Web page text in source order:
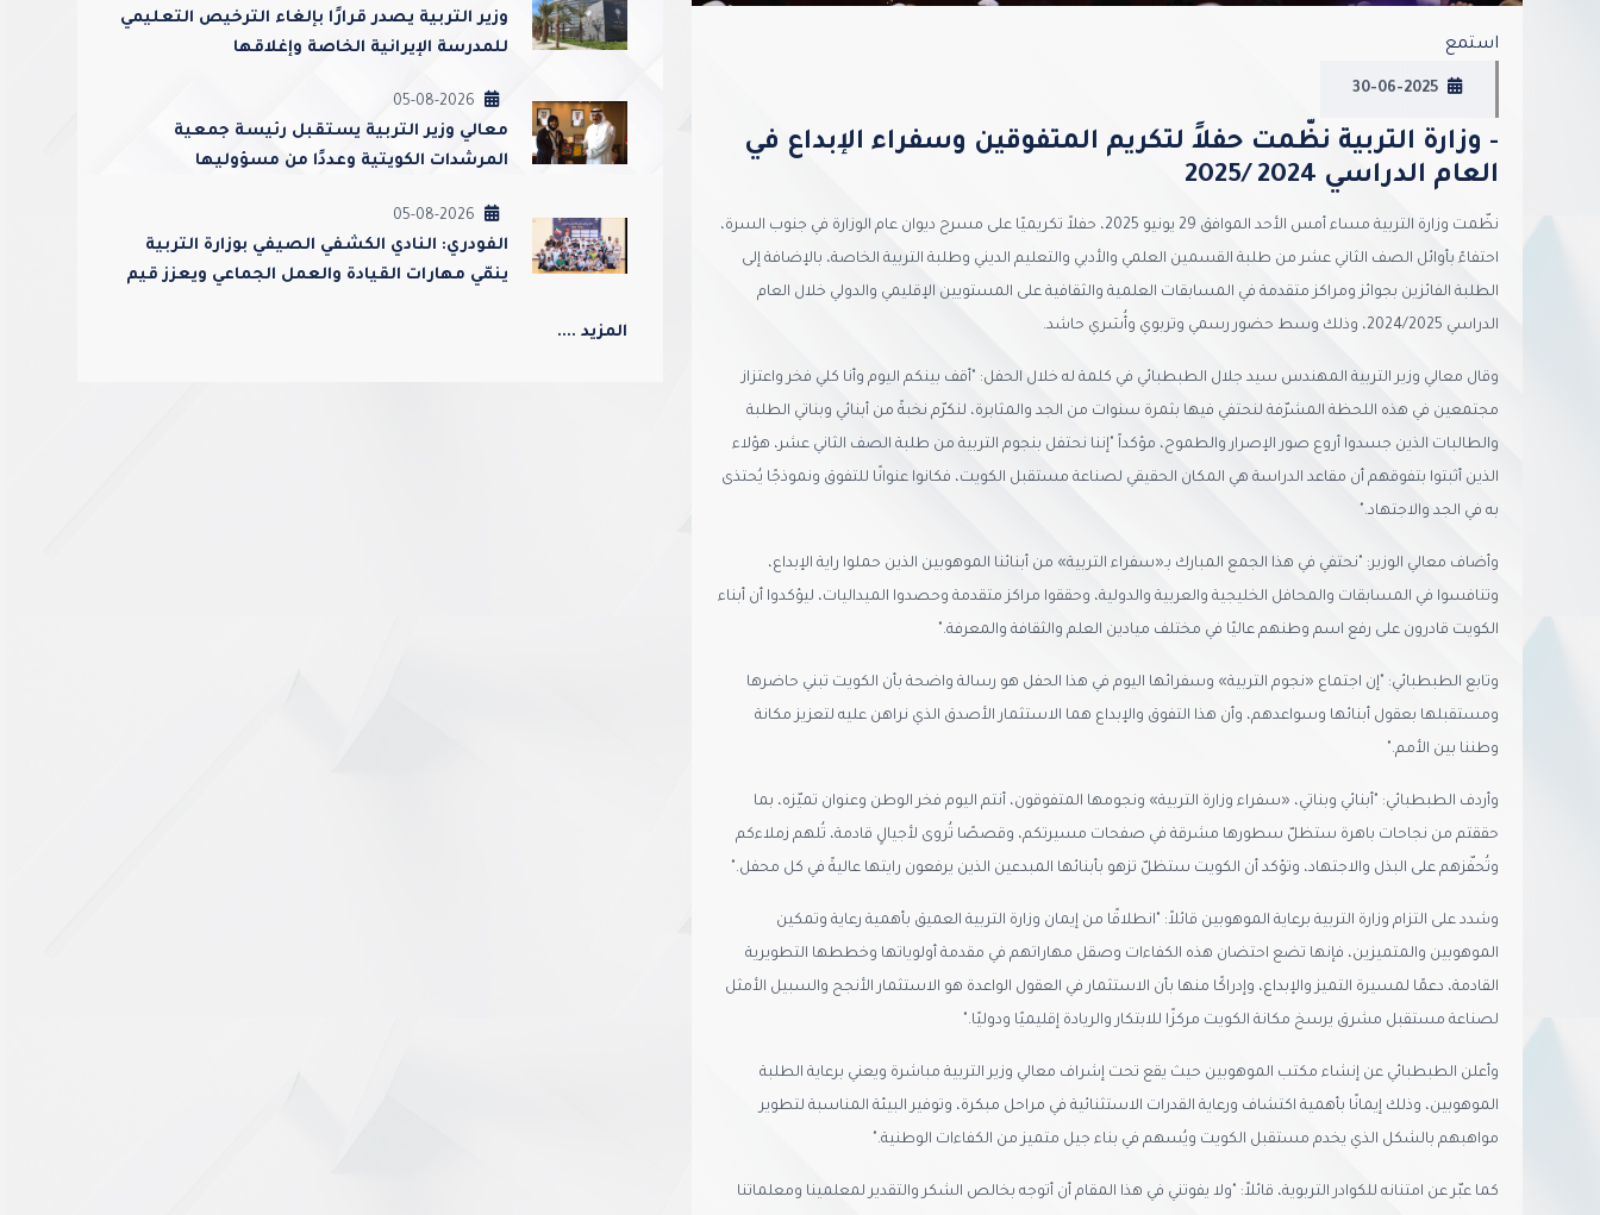
استمع
30-06-2025
- وزارة التربية نظّمت حفلاً لتكريم المتفوقين وسفراء الإبداع في
العام الدراسي 2024 /2025
نظّمت وزارة التربية مساء أمس الأحد الموافق 29 يونيو 2025، حفلاً تكريميًا على مسرح ديوان عام الوزارة في جنوب السرة،
احتفاءً بأوائل الصف الثاني عشر من طلبة القسمين العلمي والأدبي والتعليم الديني وطلبة التربية الخاصة، بالإضافة إلى
الطلبة الفائزين بجوائز ومراكز متقدمة في المسابقات العلمية والثقافية على المستويين الإقليمي والدولي خلال العام
الدراسي 2024/2025، وذلك وسط حضور رسمي وتربوي وأُسَري حاشد.
وقال معالي وزير التربية المهندس سيد جلال الطبطبائي في كلمة له خلال الحفل: "أقف بينكم اليوم وأنا كلي فخر واعتزاز
مجتمعين في هذه اللحظة المشرّفة لنحتفي فيها بثمرة سنوات من الجد والمثابرة، لنكرّم نخبةً من أبنائي وبناتي الطلبة
والطالبات الذين جسدوا أروع صور الإصرار والطموح، مؤكداً "إننا نحتفل بنجوم التربية من طلبة الصف الثاني عشر، هؤلاء
الذين أثبتوا بتفوقهم أن مقاعد الدراسة هي المكان الحقيقي لصناعة مستقبل الكويت، فكانوا عنوانًا للتفوق ونموذجًا يُحتذى
به في الجد والاجتهاد."
وأضاف معالي الوزير: "نحتفي في هذا الجمع المبارك بـ«سفراء التربية» من أبنائنا الموهوبين الذين حملوا راية الإبداع،
وتنافسوا في المسابقات والمحافل الخليجية والعربية والدولية، وحققوا مراكز متقدمة وحصدوا الميداليات، ليؤكدوا أن أبناء
الكويت قادرون على رفع اسم وطنهم عاليًا في مختلف ميادين العلم والثقافة والمعرفة."
وتابع الطبطبائي: "إن اجتماع «نجوم التربية» وسفرائها اليوم في هذا الحفل هو رسالة واضحة بأن الكويت تبني حاضرها
ومستقبلها بعقول أبنائها وسواعدهم، وأن هذا التفوق والإبداع هما الاستثمار الأصدق الذي نراهن عليه لتعزيز مكانة
وطننا بين الأمم."
وأردف الطبطبائي: "أبنائي وبناتي، «سفراء وزارة التربية» ونجومها المتفوقون، أنتم اليوم فخر الوطن وعنوان تميّزه، بما
حققتم من نجاحات باهرة ستظلّ سطورها مشرقة في صفحات مسيرتكم، وقصصًا تُروى لأجيالٍ قادمة، تُلهم زملاءكم
وتُحفّزهم على البذل والاجتهاد، وتؤكد أن الكويت ستظلّ تزهو بأبنائها المبدعين الذين يرفعون رايتها عاليةً في كل محفل."
وشدد على التزام وزارة التربية برعاية الموهوبين قائلاً: "انطلاقًا من إيمان وزارة التربية العميق بأهمية رعاية وتمكين
الموهوبين والمتميزين، فإنها تضع احتضان هذه الكفاءات وصقل مهاراتهم في مقدمة أولوياتها وخططها التطويرية
القادمة، دعمًا لمسيرة التميز والإبداع، وإدراكًا منها بأن الاستثمار في العقول الواعدة هو الاستثمار الأنجح والسبيل الأمثل
لصناعة مستقبل مشرق يرسخ مكانة الكويت مركزًا للابتكار والريادة إقليميًا ودوليًا."
وأعلن الطبطبائي عن إنشاء مكتب الموهوبين حيث يقع تحت إشراف معالي وزير التربية مباشرة ويعني برعاية الطلبة
الموهوبين، وذلك إيمانًا بأهمية اكتشاف ورعاية القدرات الاستثنائية في مراحل مبكرة، وتوفير البيئة المناسبة لتطوير
مواهبهم بالشكل الذي يخدم مستقبل الكويت ويُسهم في بناء جيل متميز من الكفاءات الوطنية."
كما عبّر عن امتنانه للكوادر التربوية، قائلاً: "ولا يفوتني في هذا المقام أن أتوجه بخالص الشكر والتقدير لمعلمينا ومعلماتنا
وزير التربية يصدر قرارًا بإلغاء الترخيص التعليمي
للمدرسة الإيرانية الخاصة وإغلاقها
05-08-2026
معالي وزير التربية يستقبل رئيسة جمعية
المرشدات الكويتية وعددًا من مسؤوليها
05-08-2026
الفودري: النادي الكشفي الصيفي بوزارة التربية
ينمّي مهارات القيادة والعمل الجماعي ويعزز قيم
المزيد ....